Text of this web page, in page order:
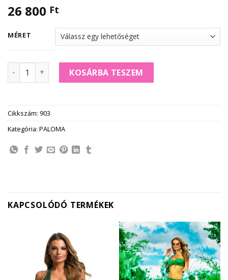
26 800 Ft
MÉRET
PALOMA PALM BEACH pánt nélküli BIKINI mennyiség
KOSÁRBA TESZEM
Cikkszám: 903
Kategória: PALOMA
KAPCSOLÓDÓ TERMÉKEK